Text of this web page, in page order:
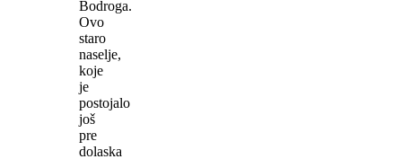
Bodroga.
Ovo
staro
naselje,
koje
je
postojalo
još
pre
dolaska